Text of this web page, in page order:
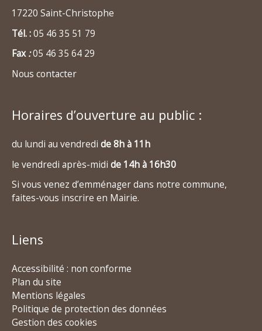
17220 Saint-Christophe
Tél. :05 46 35 51 79
Fax:05 46 35 64 29
Nous contacter
Horaires d’ouverture au public :
du lundi au vendredi de 8h à 11h
le vendredi après-midi de 14h à 16h30
Si vous venez d’emménager dans notre commune,
faites-vous inscrire en Mairie.
Liens
Accessibilité : non conforme
Plan du site
Mentions légales
Politique de protection des données
Gestion des cookies